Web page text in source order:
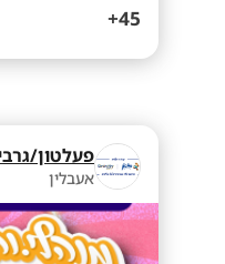
45+
פעלטון/
אעבלין